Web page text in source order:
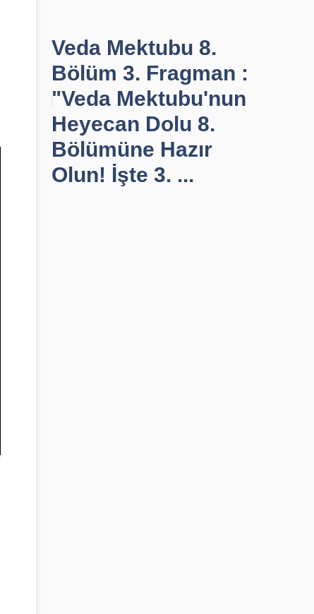
Veda Mektubu 8.
Bölüm 3. Fragman :
"Veda Mektubu'nun
Heyecan Dolu 8.
Bölümüne Hazır
Olun! İşte 3. ...